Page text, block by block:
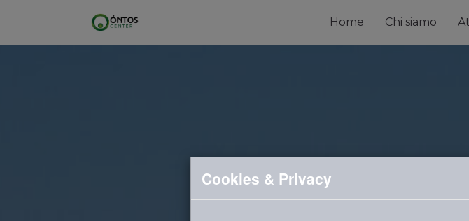
Home Chi siamo
Cookies & Privacy